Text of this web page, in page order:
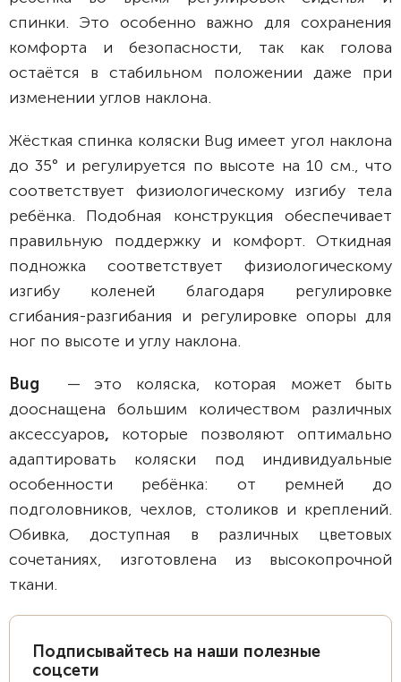
спинки. Это особенно важно для сохранения
комфорта и безопасности, так как голова
остаётся в стабильном положении даже при
изменении углов наклона.
Жёсткая спинка коляски Bug имеет угол наклона
до 35° и регулируется по высоте на 10 см., что
соответствует физиологическому изгибу тела
ребёнка. Подобная конструкция обеспечивает
правильную поддержку и комфорт. Откидная
подножка соответствует физиологическому
изгибу коленей благодаря регулировке
сгибания-разгибания и регулировке опоры для
ног по высоте и углу наклона.
Bug
— это коляска, которая может быть
дооснащена большим количеством различных
аксессуаров, которые позволяют оптимально
адаптировать коляски под индивидуальные
особенности ребёнка: от ремней до
подголовников, чехлов, столиков и креплений.
Обивка, доступная в различных цветовых
сочетаниях, изготовлена из высокопрочной
ткани.
Подписывайтесь на наши полезные
соцсети